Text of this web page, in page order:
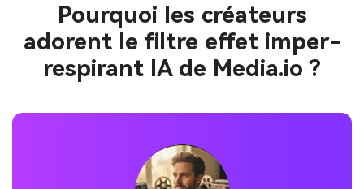
Pourquoi les créateurs
adorent le filtre effet imper-
respirant IA de Media.io ?